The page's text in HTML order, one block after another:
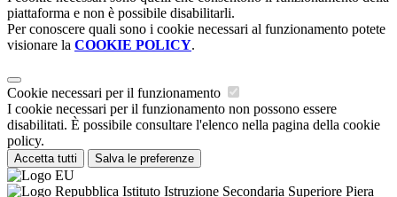
piattaforma e non è possibile disabilitarli.
Per conoscere quali sono i cookie necessari al funzionamento potete
visionare la COOKIE POLICY.
Cookie necessari per il funzionamento
I cookie necessari per il funzionamento non possono essere
disabilitati. È possibile consultare l'elenco nella pagina della cookie
policy.
Accetta tutti Salva le preferenze
Istituto Istruzione Secondaria Superiore Piera